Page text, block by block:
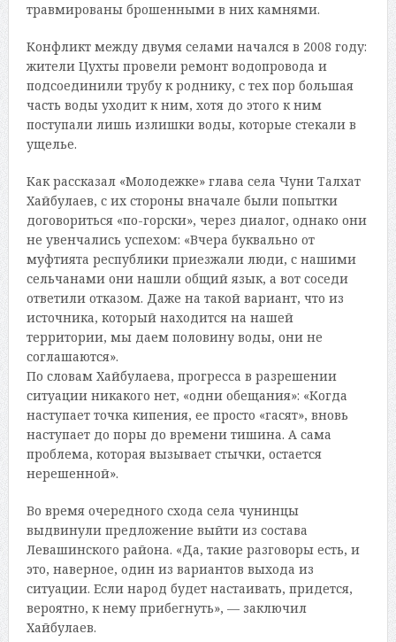
травмированы брошенными в них камнями.
Конфликт между двумя селами начался в 2008 году:
жители Цухты провели ремонт водопровода и
подсоединили трубу к роднику, с тех пор большая
часть воды уходит к ним, хотя до этого к ним
поступали лишь излишки воды, которые стекали в
ущелье.
Как рассказал «Молодежке» глава села Чуни Талхат
Хайбулаев, с их стороны вначале были попытки
договориться «по-горски», через диалог, однако они
не увенчались успехом: «Вчера буквально от
муфтията республики приезжали люди, с нашими
сельчанами они нашли общий язык, а вот соседи
ответили отказом. Даже на такой вариант, что из
источника, который находится на нашей
территории, мы даем половину воды, они не
соглашаются».
По словам Хайбулаева, прогресса в разрешении
ситуации никакого нет, «одни обещания»: «Когда
наступает точка кипения, ее просто «гасят», вновь
наступает до поры до времени тишина. А сама
проблема, которая вызывает стычки, остается
нерешенной».
Во время очередного схода села чунинцы
выдвинули предложение выйти из состава
Левашинского района. «Да, такие разговоры есть, и
это, наверное, один из вариантов выхода из
ситуации. Если народ будет настаивать, придется,
вероятно, к нему прибегнуть», — заключил
Хайбулаев.